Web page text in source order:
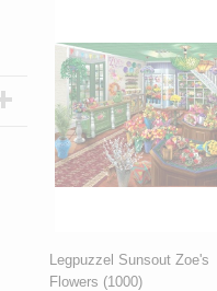
Legpuzzel Sunsout Zoe's
Flowers (1000)